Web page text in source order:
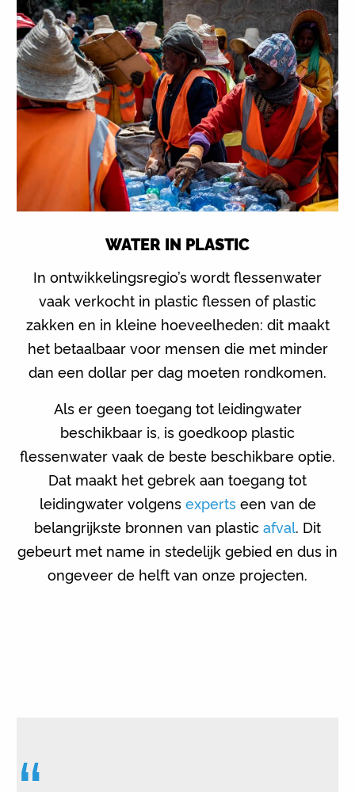
WATER IN PLASTIC
In ontwikkelingsregio’s wordt flessenwater
vaak verkocht in plastic flessen of plastic
zakken en in kleine hoeveelheden: dit maakt
het betaalbaar voor mensen die met minder
dan een dollar per dag moeten rondkomen.
Als er geen toegang tot leidingwater
beschikbaar is, is goedkoop plastic
flessenwater vaak de beste beschikbare optie.
Dat maakt het gebrek aan toegang tot
leidingwater volgens experts een van de
belangrijkste bronnen van plastic afval. Dit
gebeurt met name in stedelijk gebied en dus in
ongeveer de helft van onze projecten.